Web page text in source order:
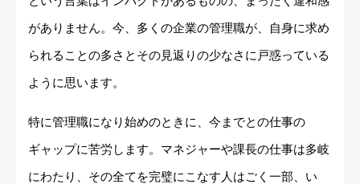
がありません。今、多くの企業の管理職が、自身に求め
られることの多さとその見返りの少なさに戸惑っている
ように思います。
特に管理職になり始めのときに、今までとの仕事の
ギャップに苦労します。マネジャーや課長の仕事は多岐
にわたり、その全てを完璧にこなす人はごく一部、い